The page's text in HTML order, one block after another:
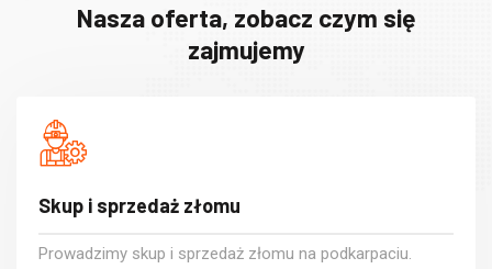
Nasza oferta, zobacz czym się
zajmujemy
Skup i sprzedaż złomu
Prowadzimy skup i sprzedaż złomu na podkarpaciu.